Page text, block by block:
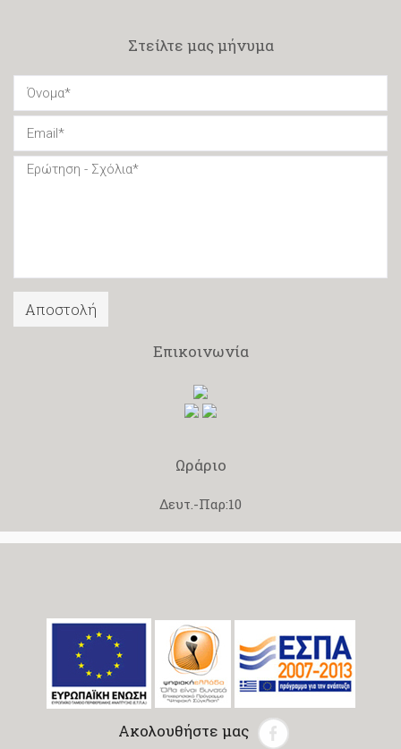
Στείλτε μας μήνυμα
Επικοινωνία
Ωράριο
Δευτ.-Παρ:10
Ακολουθήστε μας